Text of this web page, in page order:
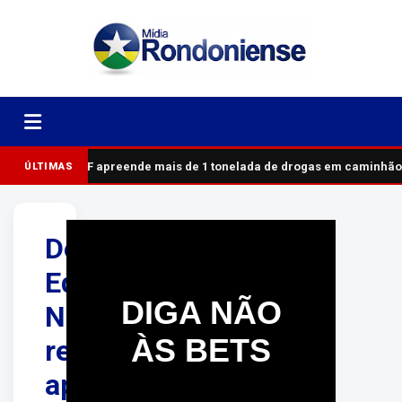
ÚLTIMASPRF apreende mais de 1 tonelada de drogas em caminhão
Deputado
Edevaldo
Neves
reforça
apoio
DIGA NÃO
ÀS BETS